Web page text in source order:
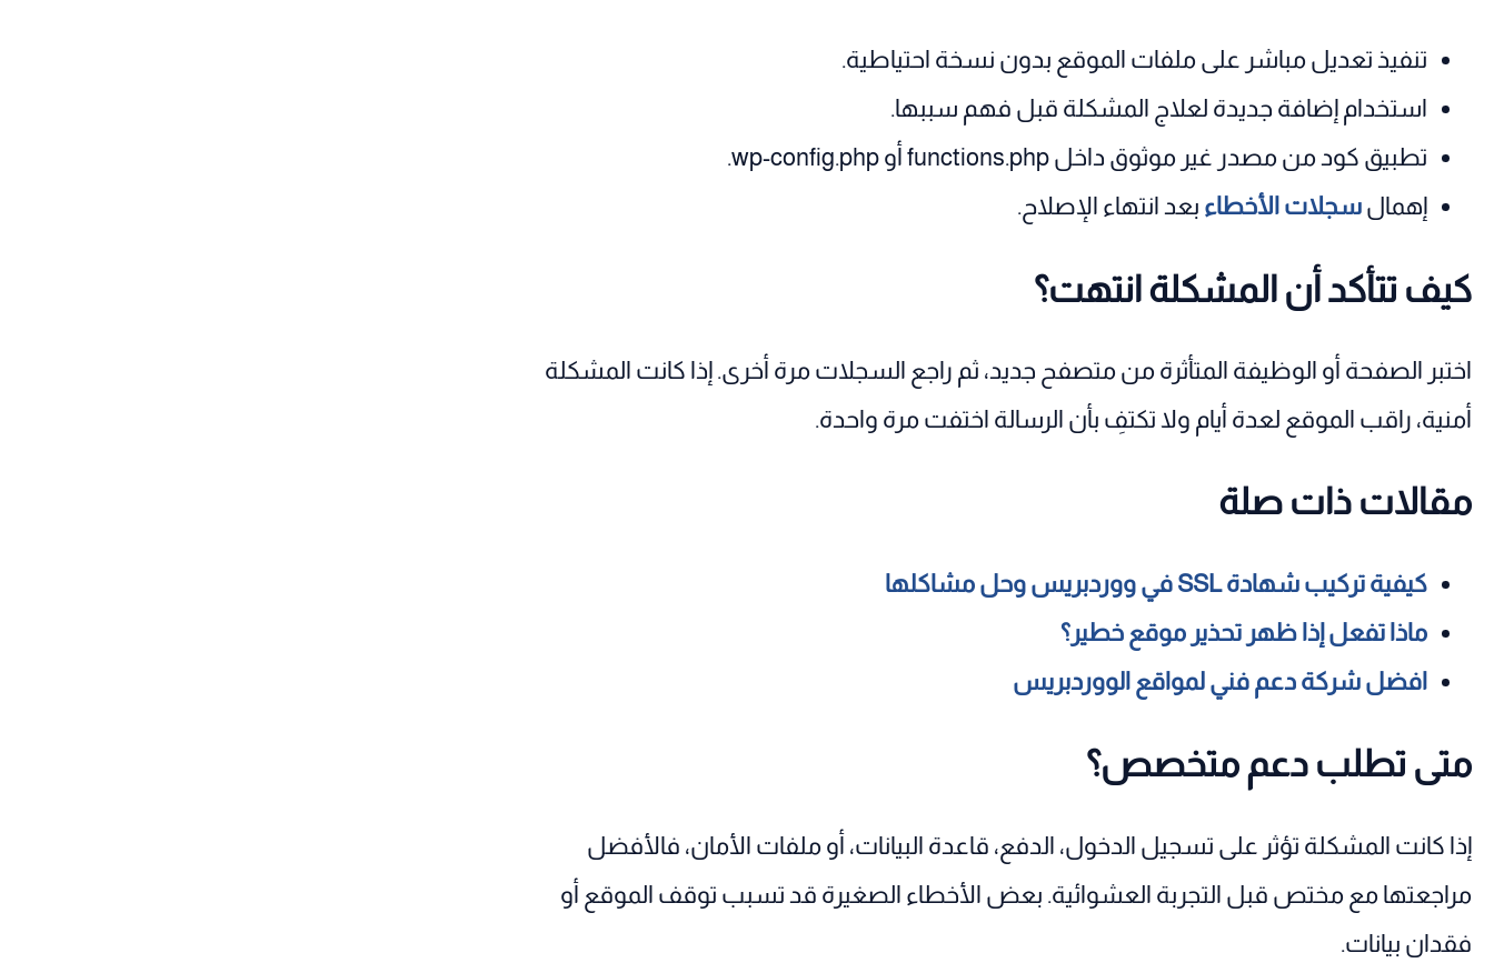
تنفيذ تعديل مباشر على ملفات الموقع بدون نسخة احتياطية.
استخدام إضافة جديدة لعلاج المشكلة قبل فهم سببها.
تطبيق كود من مصدر غير موثوق داخل functions.php أو wp-config.php.
إهمال سجلات الأخطاء بعد انتهاء الإصلاح.
كيف تتأكد أن المشكلة انتهت؟
اختبر الصفحة أو الوظيفة المتأثرة من متصفح جديد، ثم راجع السجلات مرة أخرى. إذا كانت المشكلة
أمنية، راقب الموقع لعدة أيام ولا تكتفِ بأن الرسالة اختفت مرة واحدة.
مقالات ذات صلة
كيفية تركيب شهادة SSL في ووردبريس وحل مشاكلها
ماذا تفعل إذا ظهر تحذير موقع خطير؟
افضل شركة دعم فني لمواقع الووردبريس
متى تطلب دعم متخصص؟
إذا كانت المشكلة تؤثر على تسجيل الدخول، الدفع، قاعدة البيانات، أو ملفات الأمان، فالأفضل
مراجعتها مع مختص قبل التجربة العشوائية. بعض الأخطاء الصغيرة قد تسبب توقف الموقع أو
فقدان بيانات.